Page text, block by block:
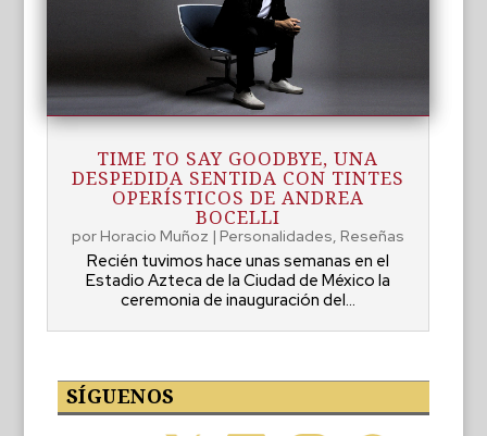
TIME TO SAY GOODBYE, UNA
DESPEDIDA SENTIDA CON TINTES
OPERÍSTICOS DE ANDREA
BOCELLI
porHoracio Muñoz | Personalidades, Reseñas
Recién tuvimos hace unas semanas en el
Estadio Azteca de la Ciudad de México la
ceremonia de inauguración del...
SÍGUENOS